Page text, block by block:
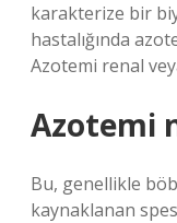
karakterize bir
hastalığında
Azotemi renal
Azotemi
Bu, genellikle
kaynaklanan